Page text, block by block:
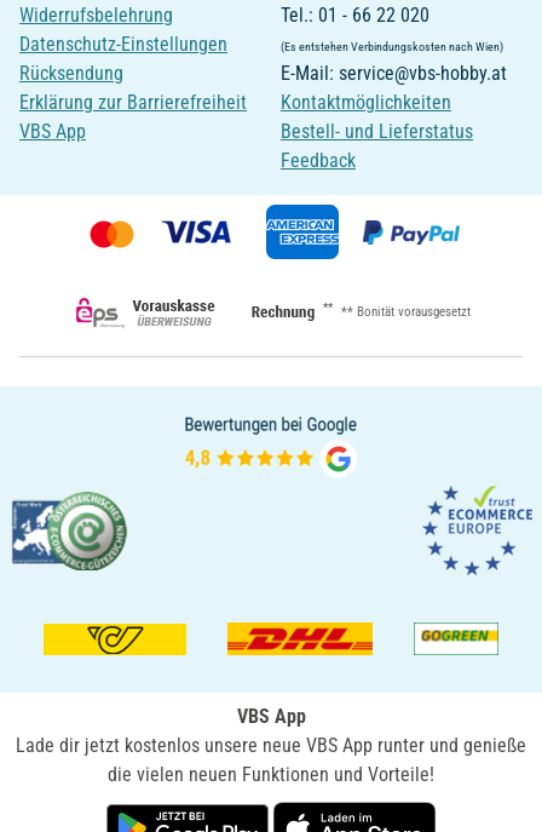
Widerrufsbelehrung
Datenschutz-Einstellungen
Rücksendung
Erklärung zur Barrierefreiheit
VBS App
Tel.: 01 - 66 22 020
(Es entstehen Verbindungskosten nach Wien)
E-Mail: service@vbs-hobby.at
Kontaktmöglichkeiten
Bestell- und Lieferstatus
Feedback
** ** Bonität vorausgesetzt
VBS App
Lade dir jetzt kostenlos unsere neue VBS App runter und genieße
die vielen neuen Funktionen und Vorteile!